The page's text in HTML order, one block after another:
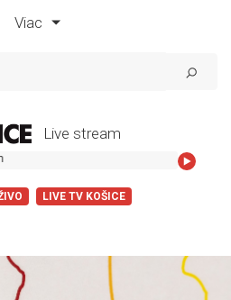
Viac
Live stream
LIVE TV KOŠICE